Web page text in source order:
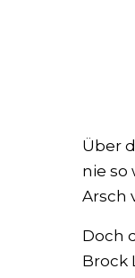
Über
nie so
Arsch
Doch
Brock